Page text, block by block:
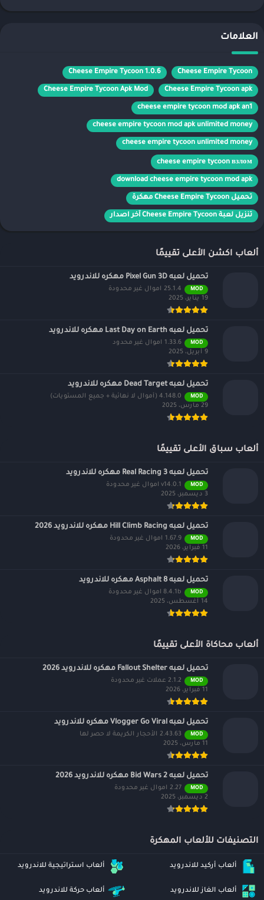
العلامات
Cheese Empire Tycoon
Cheese Empire Tycoon 1.0.6
Cheese Empire Tycoon apk
Cheese Empire Tycoon Apk Mod
cheese empire tycoon mod apk an1
cheese empire tycoon mod apk unlimited money
cheese empire tycoon unlimited money
cheese empire tycoon взлом
download cheese empire tycoon mod apk
تحميل Cheese Empire Tycoon مهكرة
تنزيل لعبة Cheese Empire Tycoon آخر اصدار
ألعاب اكشن الأعلى تقييمًا
تحميل لعبه Pixel Gun 3D مهكره للاندرويد
MOD
25.1.4 اموال غير محدودة
19 يناير، 2025
تحميل لعبه Last Day on Earth مهكره للاندرويد
MOD
1.33.6 اموال غير محدود
9 أبريل، 2025
تحميل لعبه Dead Target مهكره للاندرويد
MOD
4.148.0 (أموال لا نهائية + جميع المستويات)
29 مارس، 2025
ألعاب سباق الأعلى تقييمًا
تحميل لعبه Real Racing 3 مهكره للاندرويد
MOD
v14.0.1 اموال غير محدودة
3 ديسمبر، 2025
تحميل لعبه Hill Climb Racing مهكره للاندرويد 2026
MOD
1.67.9 اموال غير محدودة
11 فبراير، 2026
تحميل لعبه Asphalt 8 مهكره للاندرويد
MOD
8.4.1b اموال غير محدودة
14 أغسطس، 2025
ألعاب محاكاة الأعلى تقييمًا
تحميل لعبه Fallout Shelter مهكره للاندرويد 2026
MOD
2.1.2 عملات غير محدودة
11 فبراير، 2026
تحميل لعبه Vlogger Go Viral مهكره للاندرويد
MOD
2.43.63 الأحجار الكريمة لا حصر لها
11 مارس، 2025
تحميل لعبه Bid Wars 2 مهكره للاندرويد 2026
MOD
2.27 اموال غير محدودة
2 ديسمبر، 2025
التصنيفات للألعاب المهكرة
ألعاب أركيد للاندرويد ألعاب استراتيجية للاندرويد
ألعاب الغاز للاندرويد ألعاب حركة للاندرويد